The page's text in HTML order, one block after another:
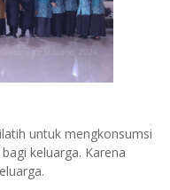
untuk mengkonsumsi
keluarga. Karena